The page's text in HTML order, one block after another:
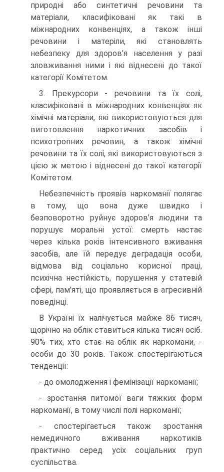
природні або синтетичні речовини та
матеріали, класифіковані як такі в
міжнародних конвенціях, а також інші
речовини і матеріли, які становлять
небезпеку для здоров'я населення у разі
зловживання ними і які віднесені до такої
категорії Комітетом.
3. Прекурсори - речовини та їх солі,
класифіковані в міжнародних конвенціях як
хімічні матеріали, які використовуються для
виготовлення наркотичних засобів і
психотропних речовин, а також хімічні
речовини та їх солі, які використовуються з
цією ж метою і віднесені до такої категорії
Комітетом.
Небезпечність проявів наркоманії полягає
в тому, що вона дуже швидко і
безповоротно руйнує здоров'я людини та
порушує моральні устої: смерть настає
через кілька років інтенсивного вживання
засобів, але їй передує деградація особи,
відмова від соціально корисної праці,
психічна нестійкість, порушення у статевій
сфері, пам'яті, що проявляється в агресивній
поведінці.
В Україні їх налічується майже 86 тисяч,
щорічно на облік ставиться кілька тисяч осіб.
90% тих, хто стає на облік як наркомани, -
особи до 30 років. Також спостерігаються
тенденції:
- до омолодження і фемінізації наркоманії;
- зростання питомої ваги тяжких форм
наркоманії, в тому числі полі наркоманії;
- спостерігається також зростання
немедичного вживання наркотиків
практично серед усіх соціальних груп
суспільства.